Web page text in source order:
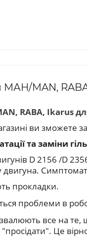
МАН/MAN,
RABA, Ikarus
ви зможете
та заміни
D 2156 /D
двигуна.
прокладки.
проблеми в
все на те,
"просідати". Це